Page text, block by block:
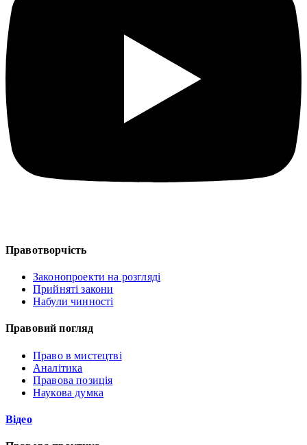
Правотворчість
Законопроекти на розгляді
Прийняті закони
Набули чинності
Правовий погляд
Право в мистецтві
Аналітика
Правова позиція
Наукова думка
Відео